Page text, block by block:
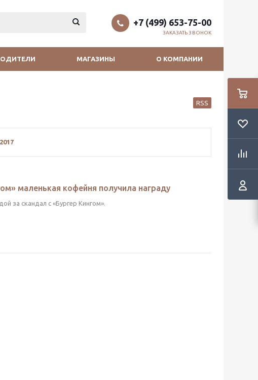
+7 (499) 653-75-00
ЗАКАЗАТЬ ЗВОНОК
МАГАЗИНЫ О КОМПАНИИ
RSS
2017
маленькая кофейня получила награду
за скандал с «Бургер Кингом».